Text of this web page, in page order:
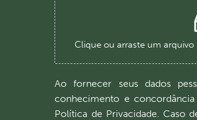
Clique ou arraste um
Ao fornecer seus dados
conhecimento e
Política de Privacidade. Caso